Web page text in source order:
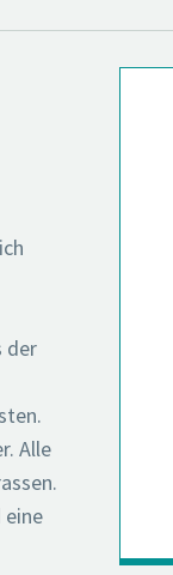
der
Alle